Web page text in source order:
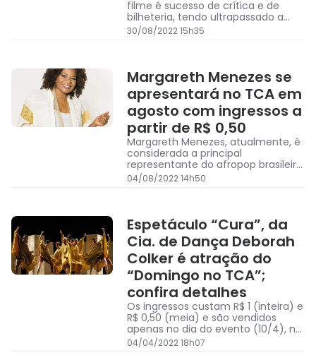
filme é sucesso de crítica e de
bilheteria, tendo ultrapassado a
marca de 230 mil espectadores
apenas nas duas primeiras
30/08/2022 15h35
Margareth Menezes se
apresentará no TCA em
agosto com ingressos a
partir de R$ 0,50
Margareth Menezes, atualmente, é
considerada a principal
representante do afropop brasileiro.
Em mais de três décadas de
trabalho, são 17 obras lançadas,
04/08/2022 14h50
Espetáculo “Cura”, da
Cia. de Dança Deborah
Colker é atração do
“Domingo no TCA”;
confira detalhes
Os ingressos custam R$ 1 (inteira) e
R$ 0,50 (meia) e são vendidos
apenas no dia do evento (10/4), no
local, a partir das 9h, com acesso
imediato à plateia do teatro.
04/04/2022 18h07